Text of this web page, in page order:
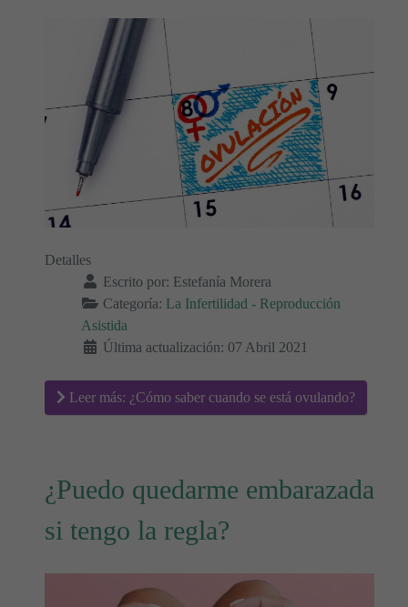
Detalles
Escrito por: Estefanía Morera
Categoría: La Infertilidad - Reproducción
Asistida
Última actualización: 07 Abril 2021
Leer más: ¿Cómo saber cuando se está ovulando?
¿Puedo quedarme embarazada
si tengo la regla?